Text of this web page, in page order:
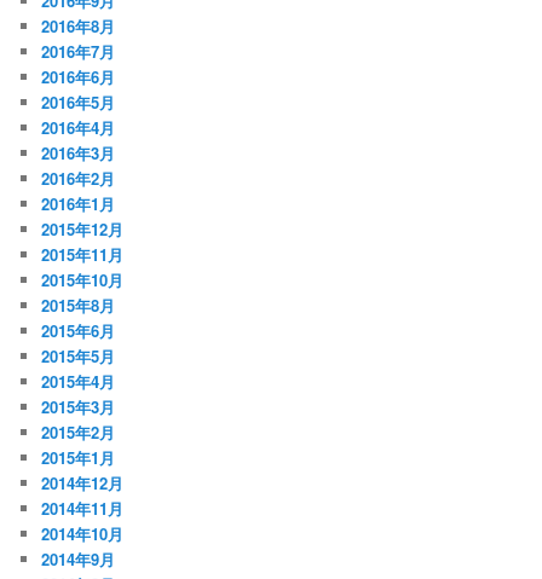
2016年8月
2016年7月
2016年6月
2016年5月
2016年4月
2016年3月
2016年2月
2016年1月
2015年12月
2015年11月
2015年10月
2015年8月
2015年6月
2015年5月
2015年4月
2015年3月
2015年2月
2015年1月
2014年12月
2014年11月
2014年10月
2014年9月